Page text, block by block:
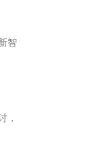
智
，